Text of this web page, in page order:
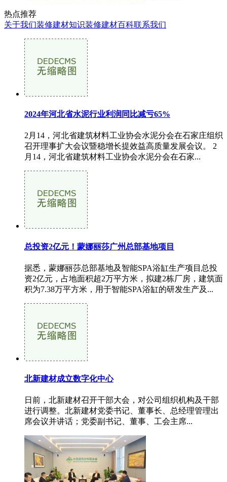
热点推荐
关于我们装修建材知识装修建材百科联系我们
2024年河北省水泥行业利润同比减亏65%
2月14，河北省建筑材料工业协会水泥分会在石家庄组织
召开理事扩大会议暨稳增长提效益高质量发展会议。 2
月14，河北省建筑材料工业协会水泥分会在石家...
总投资2亿元！蒙娜丽莎广州总部基地项目
据悉，蒙娜丽莎总部基地及智能SPA浴缸生产项目总投
资2亿元，占地面积超2万平方米，拟建2栋厂房，建筑面
积为7.38万平方米，用于智能SPA浴缸的研发生产及...
北新建材成立数字化中心
日前，北新建材召开干部大会，对公司组织机构及干部
进行调整。北新建材党委书记、董事长、总经理管理出
席会议并讲话；党委副书记、董事、工会主席...